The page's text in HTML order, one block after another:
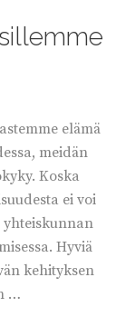
elämä
meidän
Koska
ei voi
yhteiskunnan
Hyviä
kehityksen
…